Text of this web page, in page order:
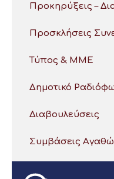
Προκηρύξεις –
Προσκλήσεις
Τύπος & ΜΜΕ
Δημοτικό
Διαβουλεύσεις
Συμβάσεις